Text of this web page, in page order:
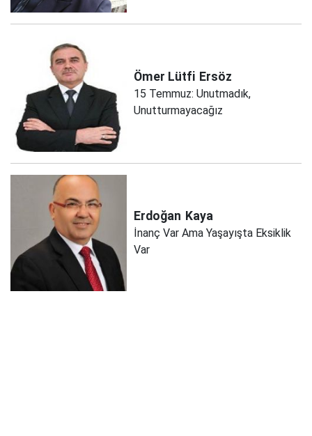
Ömer Lütfi Ersöz
15 Temmuz: Unutmadık,
Unutturmayacağız
Erdoğan Kaya
İnanç Var Ama Yaşayışta Eksiklik
Var